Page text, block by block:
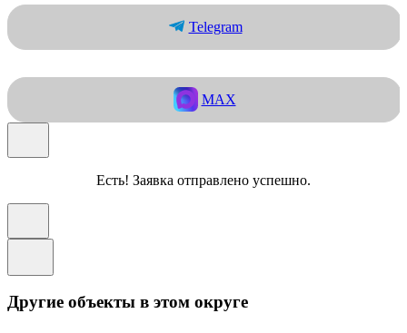
Telegram
MAX
Есть! Заявка отправлено успешно.
Другие объекты в этом округе